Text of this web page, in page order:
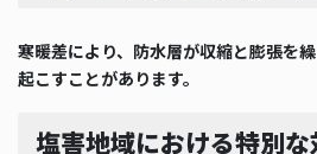
寒暖差により、防水層が収縮と膨張を
起こすことがあります。
塩害地域における特別な